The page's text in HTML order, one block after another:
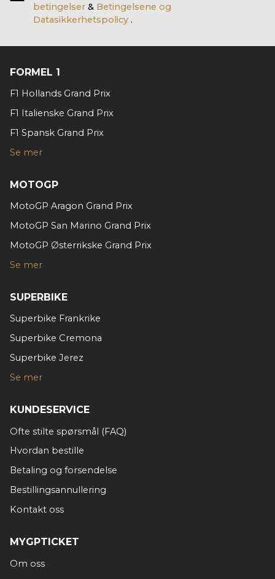
betingelser& Betingelsene og
Datasikkerhetspolicy .
FORMEL 1
F1 Hollands Grand Prix
F1 Italienske Grand Prix
F1 Spansk Grand Prix
Se mer
MOTOGP
MotoGP Aragon Grand Prix
MotoGP San Marino Grand Prix
MotoGP Østerrikske Grand Prix
Se mer
SUPERBIKE
Superbike Frankrike
Superbike Cremona
Superbike Jerez
Se mer
KUNDESERVICE
Ofte stilte spørsmål (FAQ)
Hvordan bestille
Betaling og forsendelse
Bestillingsannullering
Kontakt oss
MYGPTICKET
Om oss